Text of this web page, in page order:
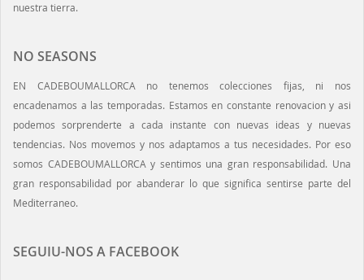
nuestra tierra.
NO SEASONS
EN CADEBOUMALLORCA no tenemos colecciones fijas, ni nos
encadenamos a las temporadas. Estamos en constante renovacion y asi
podemos sorprenderte a cada instante con nuevas ideas y nuevas
tendencias. Nos movemos y nos adaptamos a tus necesidades. Por eso
somos CADEBOUMALLORCA y sentimos una gran responsabilidad. Una
gran responsabilidad por abanderar lo que significa sentirse parte del
Mediterraneo.
SEGUIU-NOS A FACEBOOK